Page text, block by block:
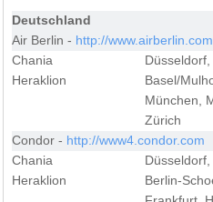
Deutschland
Air Berlin - http://www.airberlin.com
Chania
Heraklion
Basel/
München,
Zürich
Condor - http://www4.condor.com
Chania
Heraklion
Berlin-